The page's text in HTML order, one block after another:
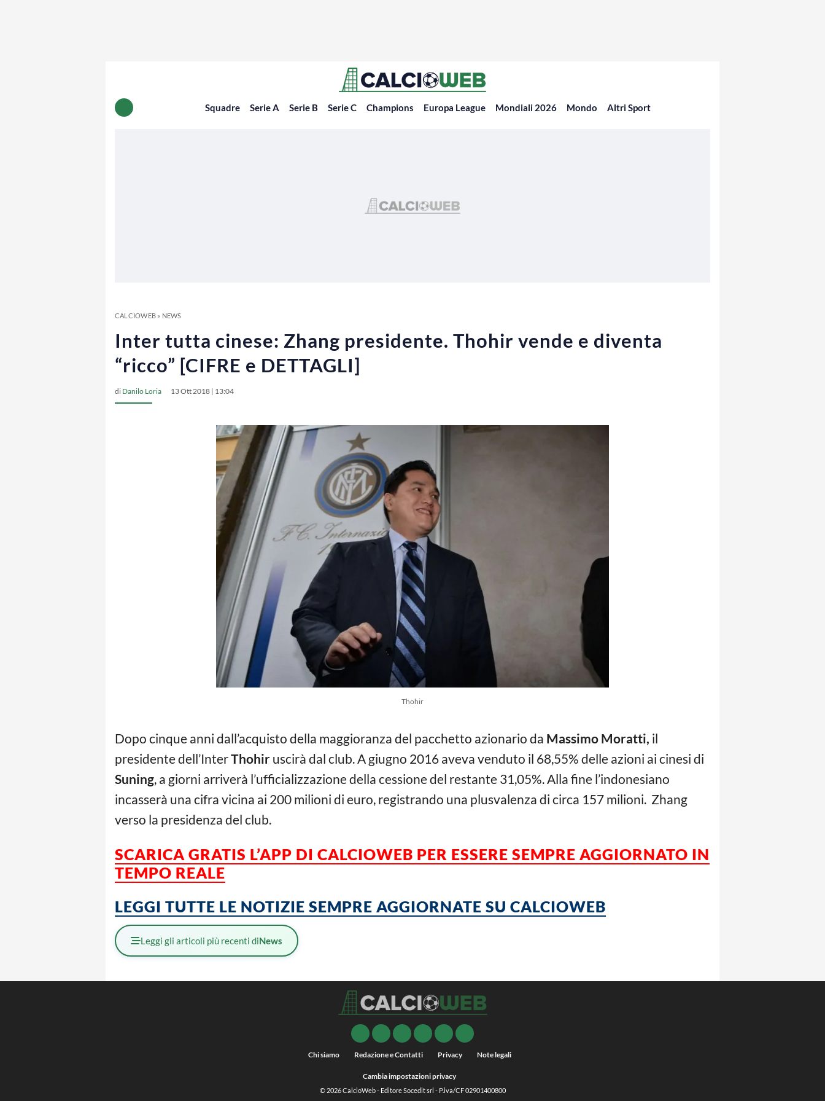
Squadre Serie A Serie B Serie C Champions Europa League Mondiali 2026 Mondo Altri Sport
CALCIOWEB» NEWS
Inter tutta cinese: Zhang presidente. Thohir vende e diventa
“ricco” [CIFRE e DETTAGLI]
di Danilo Loria 13 Ott 2018 | 13:04
Thohir
Dopo cinque anni dall’acquisto della maggioranza del pacchetto azionario da Massimo Moratti, il
presidente dell’InterThohir uscirà dal club. A giugno 2016 aveva venduto il 68,55% delle azioni ai cinesi di
Suning, a giorni arriverà l’ufficializzazione della cessione del restante 31,05%. Alla fine l’indonesiano
incasserà una cifra vicina ai 200 milioni di euro, registrando una plusvalenza di circa 157 milioni. Zhang
verso la presidenza del club.
SCARICA GRATIS L’APP DI CALCIOWEB PER ESSERE SEMPRE AGGIORNATO IN
TEMPO REALE
LEGGI TUTTE LE NOTIZIE SEMPRE AGGIORNATE SU CALCIOWEB
Leggi gli articoli più recenti diNews
Chi siamo Redazione e Contatti Privacy Note legali
Cambia impostazioni privacy
© 2026CalcioWeb- Editore Socedit srl - P.iva/CF 02901400800